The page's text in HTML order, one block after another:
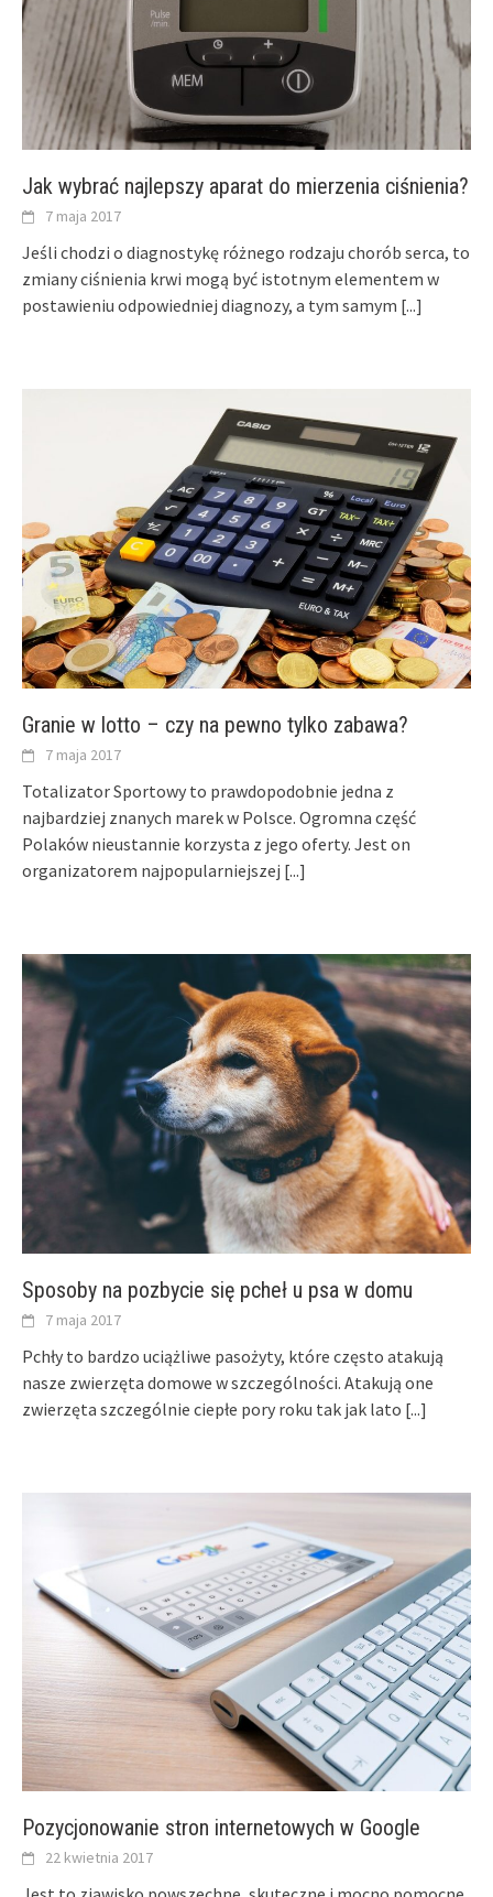
Jak wybrać najlepszy aparat do mierzenia ciśnienia?
7 maja 2017
Jeśli chodzi o diagnostykę różnego rodzaju chorób serca, to
zmiany ciśnienia krwi mogą być istotnym elementem w
postawieniu odpowiedniej diagnozy, a tym samym [...]
Granie w lotto – czy na pewno tylko zabawa?
7 maja 2017
Totalizator Sportowy to prawdopodobnie jedna z
najbardziej znanych marek w Polsce. Ogromna część
Polaków nieustannie korzysta z jego oferty. Jest on
organizatorem najpopularniejszej [...]
Sposoby na pozbycie się pcheł u psa w domu
7 maja 2017
Pchły to bardzo uciążliwe pasożyty, które często atakują
nasze zwierzęta domowe w szczególności. Atakują one
zwierzęta szczególnie ciepłe pory roku tak jak lato [...]
Pozycjonowanie stron internetowych w Google
22 kwietnia 2017